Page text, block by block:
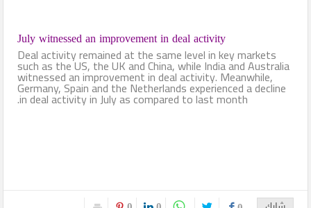
July witnessed an improvement in deal activity
Deal activity remained at the same level in key markets
such as the US, the UK and China, while India and Australia
witnessed an improvement in deal activity. Meanwhile,
Germany, Spain and the Netherlands experienced a decline
in deal activity in July as compared to last month.